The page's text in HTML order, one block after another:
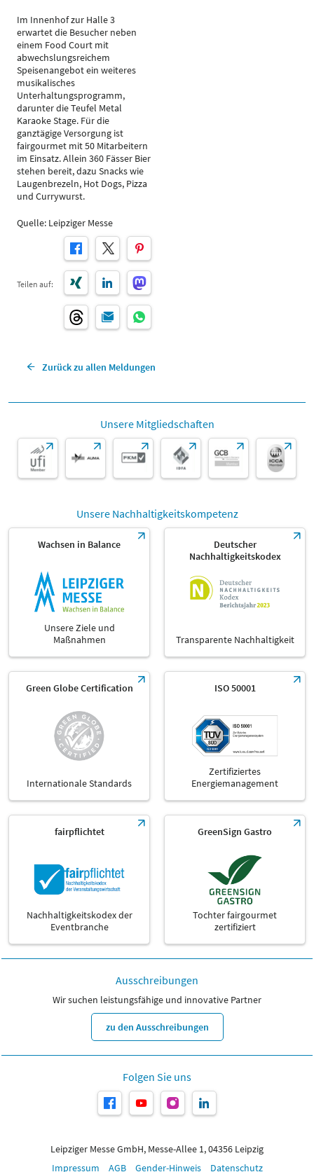
Im Innenhof zur Halle 3
erwartet die Besucher neben
einem Food Court mit
abwechslungsreichem
Speisenangebot ein weiteres
musikalisches
Unterhaltungsprogramm,
darunter die Teufel Metal
Karaoke Stage. Für die
ganztägige Versorgung ist
fairgourmet mit 50 Mitarbeitern
im Einsatz. Allein 360 Fässer Bier
stehen bereit, dazu Snacks wie
Laugenbrezeln, Hot Dogs, Pizza
und Currywurst.
Quelle: Leipziger Messe
Teilen auf:
Zurück zu allen Meldungen
Unsere Mitgliedschaften
Unsere Nachhaltigkeitskompetenz
Wachsen in Balance
Unsere Ziele und
Maßnahmen
Deutscher
Nachhaltigkeitskodex
Transparente Nachhaltigkeit
Green Globe Certification
Internationale Standards
ISO 50001
Zertifiziertes
Energiemanagement
fairpflichtet
Nachhaltigkeitskodex der
Eventbranche
GreenSign Gastro
Tochter fairgourmet
zertifiziert
Ausschreibungen
Wir suchen leistungsfähige und innovative Partner
zu den Ausschreibungen
Folgen Sie uns
Leipziger Messe GmbH, Messe-Allee 1, 04356 Leipzig
Impressum
AGB Gender-Hinweis Datenschutz